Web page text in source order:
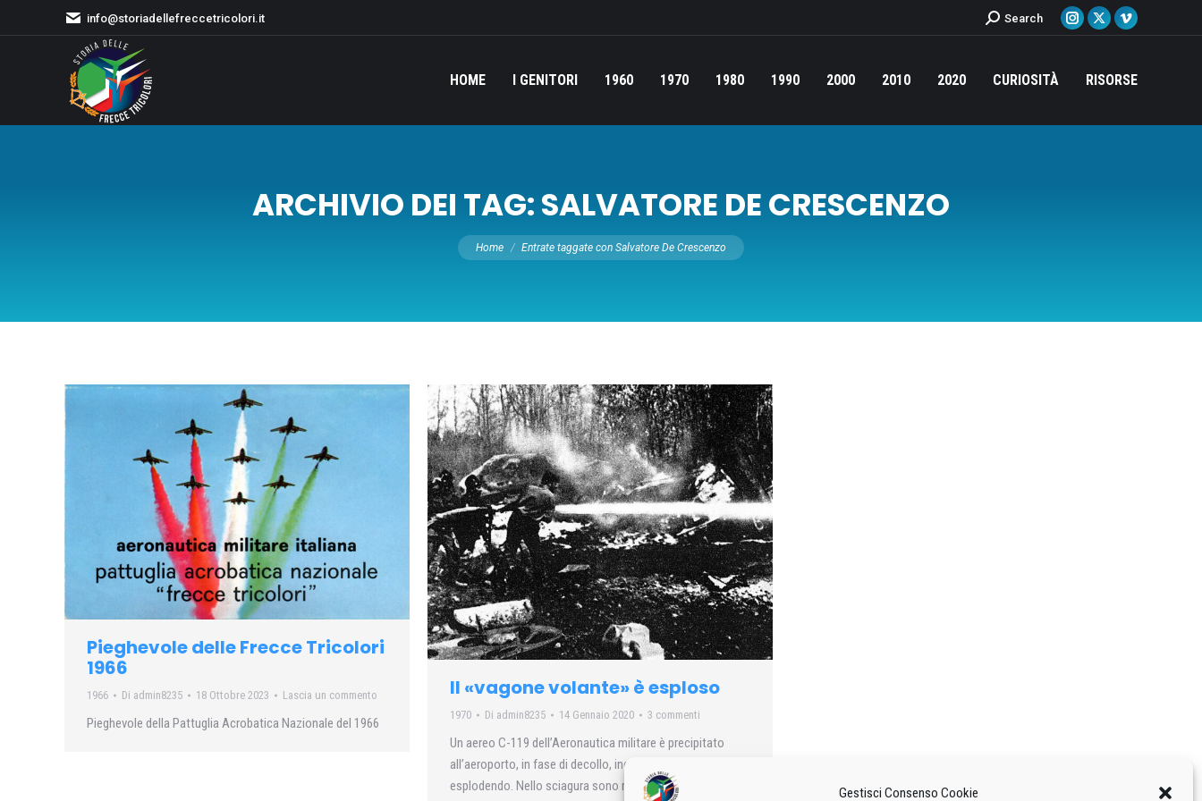
Gestisci Consenso Cookie
info@storiadellefreccetricolori.it Cerca:Search
Instagram
opens
new
X
opens
new
Vimeo
opens
new
HOME I GENITORI 1960 1970 1980 1990 2000 2010 2020 CURIOSITÀ RISORSE
ARCHIVIO DEI TAG:SALVATORE DE CRESCENZO
Tu sei qui:
Home Entrate taggate con Salvatore De Crescenzo
Pieghevole delle Frecce Tricolori
1966
1966 Di admin8235 18 Ottobre 2023 Lascia un commento
Pieghevole della Pattuglia Acrobatica Nazionale del 1966
Il «vagone volante» è esploso
1970 Di admin8235 14 Gennaio 2020 3 commenti
Un aereo C-119 dell’Aeronautica militare è precipitato
all’aeroporto, in fase di decollo, incendiandosi ed
esplodendo. Nello sciagura sono morti diciassette militari.